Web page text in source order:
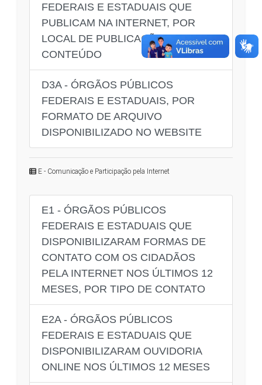
FEDERAIS E ESTADUAIS QUE
PUBLICAM NA INTERNET, POR
LOCAL DE PUBLICAÇÃO DO
CONTEÚDO
D3A - ÓRGÃOS PÚBLICOS
FEDERAIS E ESTADUAIS, POR
FORMATO DE ARQUIVO
DISPONIBILIZADO NO WEBSITE
E - Comunicação e Participação pela Internet
E1 - ÓRGÃOS PÚBLICOS
FEDERAIS E ESTADUAIS QUE
DISPONIBILIZARAM FORMAS DE
CONTATO COM OS CIDADÃOS
PELA INTERNET NOS ÚLTIMOS 12
MESES, POR TIPO DE CONTATO
E2A - ÓRGÃOS PÚBLICOS
FEDERAIS E ESTADUAIS QUE
DISPONIBILIZARAM OUVIDORIA
ONLINE NOS ÚLTIMOS 12 MESES